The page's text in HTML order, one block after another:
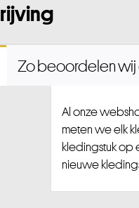
Zo beoordelen wij
Al onze
meten we elk
kledingstuk op
nieuwe